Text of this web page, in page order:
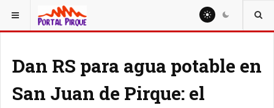
ESTÁ AQUÍ: NOTICIAS
Dan RS para agua potable en
San Juan de Pirque: el